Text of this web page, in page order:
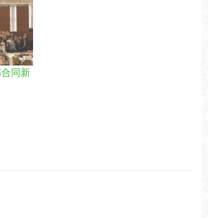
同新